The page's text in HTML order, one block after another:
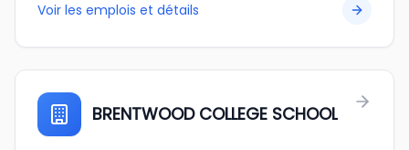
Voir les emplois et détails
BRENTWOOD COLLEGE SCHOOL